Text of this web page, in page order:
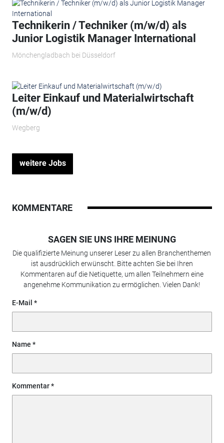
Technikerin / Techniker (m/w/d) als
Junior Logistik Manager International
Mönchengladbach bei Düsseldorf
Leiter Einkauf und Materialwirtschaft
(m/w/d)
Wegberg
weitere Jobs
KOMMENTARE
SAGEN SIE UNS IHRE MEINUNG
Die qualifizierte Meinung unserer Leser zu allen Branchenthemen
ist ausdrücklich erwünscht. Bitte achten Sie bei Ihren
Kommentaren auf die Netiquette, um allen Teilnehmern eine
angenehme Kommunikation zu ermöglichen. Vielen Dank!
E-Mail
Name
Kommentar